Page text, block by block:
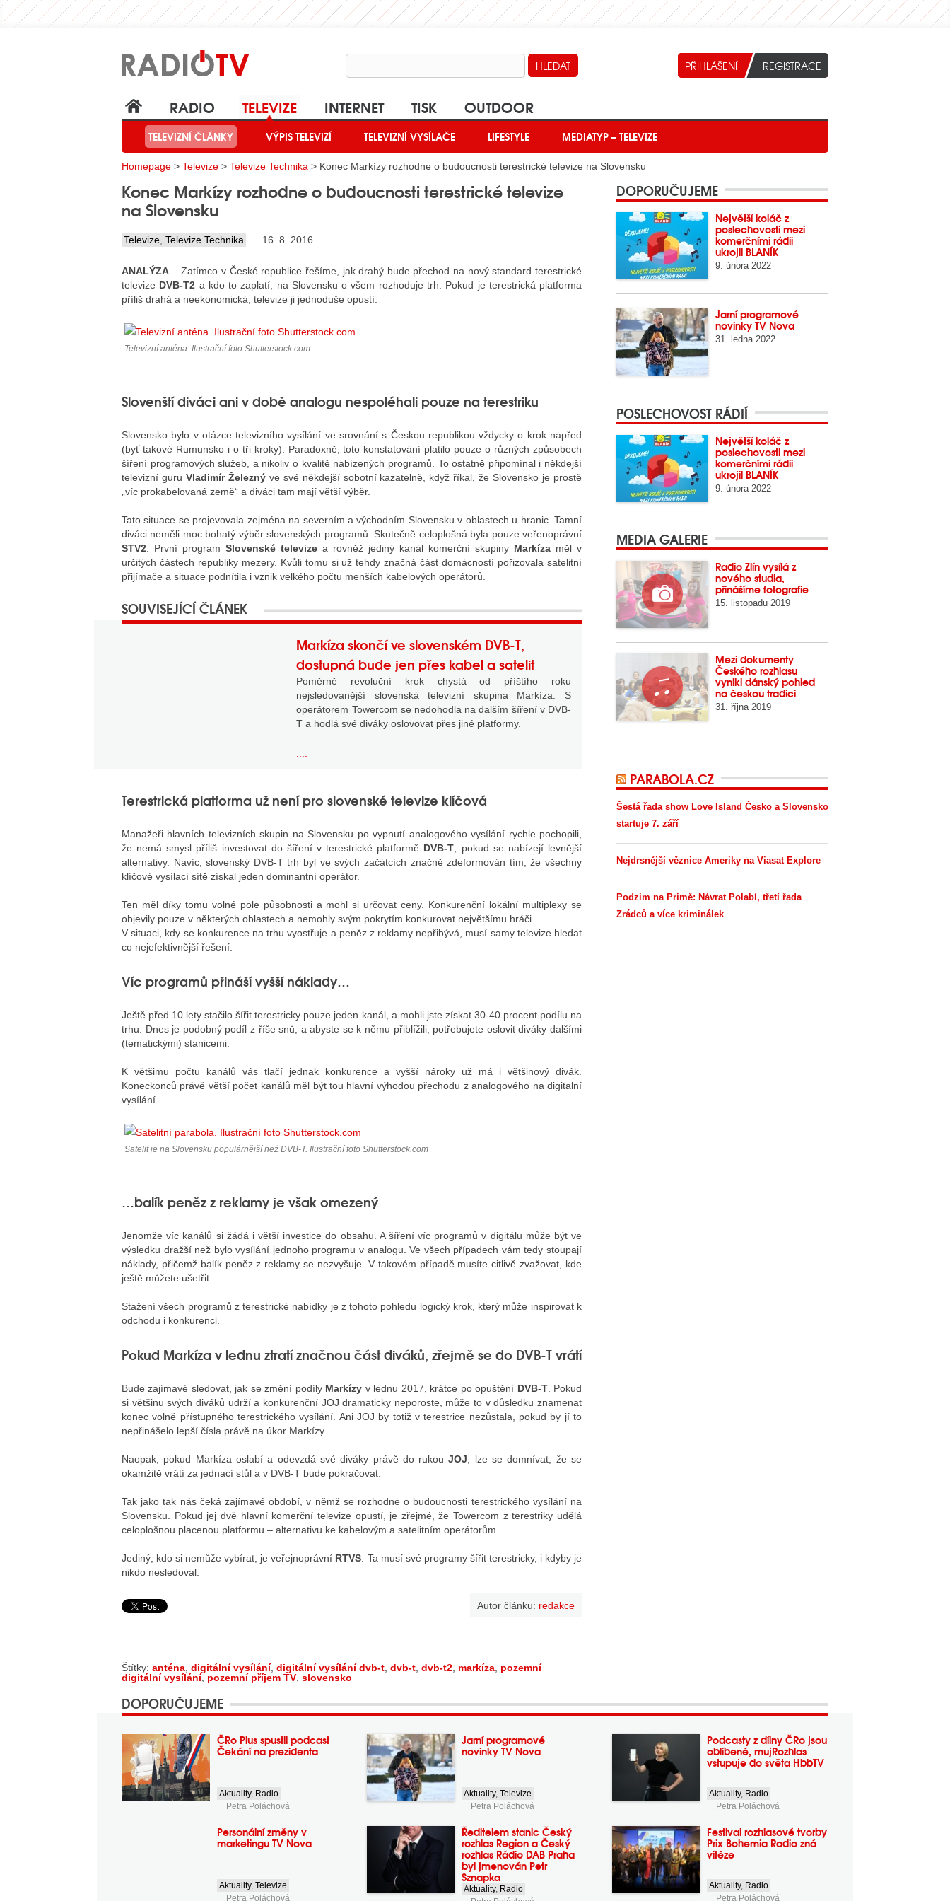
RADIO TELEVIZE
TELEVIZNÍ ČLÁNKY VÝPIS TELEVIZÍ TELEVIZNÍ VYSÍLAČE LIFESTYLE MEDIATYP – TELEVIZE
INTERNET TISK OUTDOOR
Homepage > Televize > Televize Technika > Konec Markízy rozhodne o budoucnosti terestrické televize na Slovensku
Konec Markízy rozhodne o budoucnosti terestrické televize
na Slovensku
Televize Televize Technika 16. 8. 2016
ANALÝZA – Zatímco v České republice řešíme, jak drahý bude přechod na nový standard terestrické
televize DVB-T2 a kdo to zaplatí, na Slovensku o všem rozhoduje trh. Pokud je terestrická platforma
příliš drahá a neekonomická, televize ji jednoduše opustí.
Televizní anténa. Ilustrační foto Shutterstock.com
Slovenští diváci ani v době analogu nespoléhali pouze na terestriku
Slovensko bylo v otázce televizního vysílání ve srovnání s Českou republikou vždycky o krok napřed
(byť takové Rumunsko i o tři kroky). Paradoxně, toto konstatování platilo pouze o různých způsobech
šíření programových služeb, a nikoliv o kvalitě nabízených programů. To ostatně připomínal i někdejší
televizní guru Vladimír Železnýve své někdejší sobotní kazatelně, když říkal, že Slovensko je prostě
„víc prokabelovaná země“ a diváci tam mají větší výběr.
Tato situace se projevovala zejména na severním a východním Slovensku v oblastech u hranic. Tamní
diváci neměli moc bohatý výběr slovenských programů. Skutečně celoplošná byla pouze veřenoprávní
STV2 . První programSlovenské televize a rovněž jediný kanál komerční skupiny Markíza měl v
určitých částech republiky mezery. Kvůli tomu si už tehdy značná část domácností pořizovala satelitní
přijímače a situace podnítila i vznik velkého počtu menších kabelových operátorů.
Markíza skončí ve slovenském DVB-T,
dostupná bude jen přes kabel a satelit
Poměrně revoluční krok chystá od příštího roku
nejsledovanější slovenská televizní skupina Markíza. S
operátorem Towercom se nedohodla na dalším šíření v DVB-
T a hodlá své diváky oslovovat přes jiné platformy.
Terestrická platforma už není pro slovenské televize klíčová
Manažeři hlavních televizních skupin na Slovensku po vypnutí analogového vysílání rychle pochopili,
že nemá smysl příliš investovat do šíření v terestrické platformě DVB-T , pokud se nabízejí levnější
alternativy. Navíc, slovenský DVB-T trh byl ve svých začátcích značně zdeformován tím, že všechny
klíčové vysílací sítě získal jeden dominantní operátor.
Ten měl díky tomu volné pole působnosti a mohl si určovat ceny. Konkurenční lokální multiplexy se
objevily pouze v některých oblastech a nemohly svým pokrytím konkurovat největšímu hráči.
V situaci, kdy se konkurence na trhu vyostřuje a peněz z reklamy nepřibývá, musí samy televize hledat
co nejefektivnější řešení.
Víc programů přináší vyšší náklady…
Ještě před 10 lety stačilo šířit terestricky pouze jeden kanál, a mohli jste získat 30-40 procent podílu na
trhu. Dnes je podobný podíl z říše snů, a abyste se k němu přiblížili, potřebujete oslovit diváky dalšími
(tematickými) stanicemi.
K většimu počtu kanálů vás tlačí jednak konkurence a vyšší nároky už má i většinový divák.
Koneckonců právě větší počet kanálů měl být tou hlavní výhodou přechodu z analogového na digitalní
vysílání.
Satelit je na Slovensku populárnější než DVB-T. Ilustrační foto Shutterstock.com
…balík peněz z reklamy je však omezený
Jenomže víc kanálů si žádá i větší investice do obsahu. A šíření víc programů v digitálu může být ve
výsledku dražší než bylo vysílání jednoho programu v analogu. Ve všech případech vám tedy stoupají
náklady, přičemž balík peněz z reklamy se nezvyšuje. V takovém případě musíte citlivě zvažovat, kde
ještě můžete ušetřit.
Stažení všech programů z terestrické nabídky je z tohoto pohledu logický krok, který může inspirovat k
odchodu i konkurenci.
Pokud Markíza v lednu ztratí značnou část diváků, zřejmě se do DVB-T vrátí
Bude zajímavé sledovat, jak se změní podíly Markízy v lednu 2017, krátce po opuštění DVB-T. Pokud
si většinu svých diváků udrží a konkurenční JOJ dramaticky neporoste, může to v důsledku znamenat
konec volně přístupného terestrického vysílání. Ani JOJ by totiž v terestrice nezůstala, pokud by jí to
nepřinášelo lepší čísla právě na úkor Markízy.
Naopak, pokud Markíza oslabí a odevzdá své diváky právě do rukouJOJ , lze se domnívat, že se
okamžitě vrátí za jednací stůl a v DVB-T bude pokračovat.
Tak jako tak nás čeká zajímavé období, v němž se rozhodne o budoucnosti terestrického vysílání na
Slovensku. Pokud jej dvě hlavní komerční televize opustí, je zřejmé, že Towercom z terestriky udělá
celoplošnou placenou platformu – alternativu ke kabelovým a satelitním operátorům.
Jediný, kdo si nemůže vybírat, je veřejnoprávní RTVS . Ta musí své programy šířit terestricky, i kdyby je
nikdo nesledoval.
Autor článku: redakce
Štítky: anténa digitální vysílání, digitální vysílání dvb-t dvb-t dvb-t2 markíza pozemní
digitální vysílání, pozemní příjem TV slovensko
DOPORUČUJEME
Největší koláč z
poslechovosti mezi
komerčními rádii
ukrojil BLANÍK
9. února 2022
Jarní programové
novinky TV Nova
31. ledna 2022
POSLECHOVOST RÁDIÍ
Největší koláč z
poslechovosti mezi
komerčními rádii
ukrojil BLANÍK
9. února 2022
MEDIA GALERIE
Radio Zlín vysílá z
nového studia,
přinášíme fotografie
15. listopadu 2019
Mezi dokumenty
Českého rozhlasu
vynikl dánský pohled
na českou tradici
31. října 2019
PARABOLA.CZ
Šestá řada show Love Island Česko a Slovensko
startuje 7. září
Nejdrsnější věznice Ameriky na Viasat Explore
Podzim na Primě: Návrat Polabí, třetí řada
Zrádců a více kriminálek
DOPORUČUJEME
ČRo Plus spustil podcast
Čekání na prezidenta
Aktuality, Radio
Petra Poláchová
Jarní programové
novinky TV Nova
Aktuality,Televize
Petra Poláchová
Podcasty z dílny ČRo jsou
oblíbené, mujRozhlas
vstupuje do světa HbbTV
Aktuality, Radio
Petra Poláchová
Personální změny v
marketingu TV Nova
Aktuality,Televize
Petra Poláchová
Ředitelem stanic Český
rozhlas Region a Český
rozhlas Rádio DAB Praha
byl jmenován Petr
Sznapka
Aktuality, Radio
Festival rozhlasové tvorby
Prix Bohemia Radio zná
vítěze
Aktuality, Radio
Petra Poláchová